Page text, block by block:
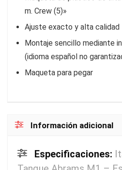
m. Crew (5)»
Ajuste exacto y alta calidad
Montaje sencillo mediante
(idioma español no
Maqueta para pegar
Información adicional
Especificaciones: